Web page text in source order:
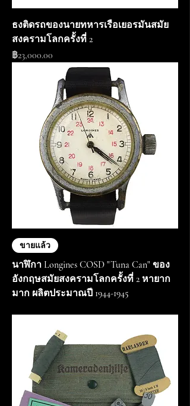
ธงติดรถของนายทหารเรือเยอรมันสมัย
สงครามโลกครั้งที่ 2
ราคา
฿23,000.00
ขายแล้ว
นาฬิกา Longines COSD "Tuna Can" ของ
อังกฤษสมัยสงครามโลกครั้งที่ 2 หายาก
มาก ผลิตประมาณปี 1944-1945